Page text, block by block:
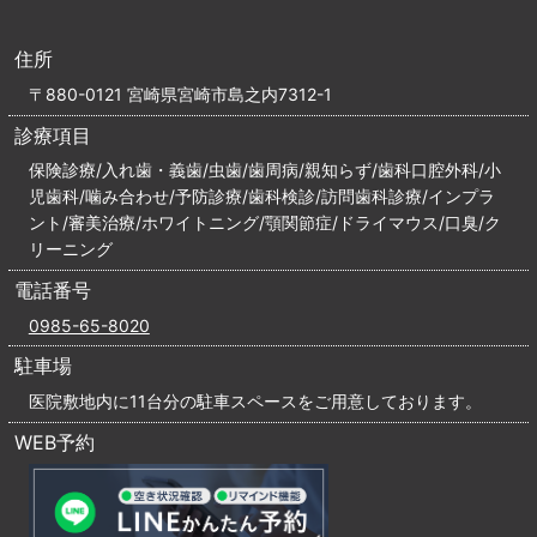
住所
〒880-0121 宮崎県宮崎市島之内7312-1
診療項目
保険診療/入れ歯・義歯/虫歯/歯周病/親知らず/歯科口腔外科/小
児歯科/噛み合わせ/予防診療/歯科検診/訪問歯科診療/インプラ
ント/審美治療/ホワイトニング/顎関節症/ドライマウス/口臭/ク
リーニング
電話番号
0985-65-8020
駐車場
医院敷地内に11台分の駐車スペースをご用意しております。
WEB予約